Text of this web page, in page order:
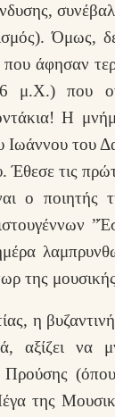
Όμως,
άφησαν
που
Η
Ιωάννου
τις πρώτες
ο
της
η
αξίζει
της